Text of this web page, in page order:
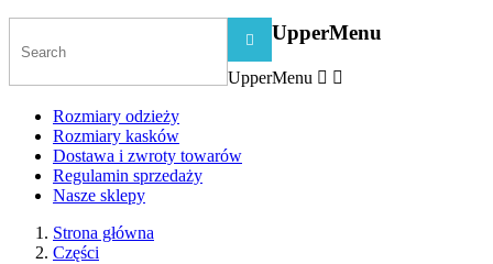
 UpperMenu
UpperMenu  
Rozmiary odzieży
Rozmiary kasków
Dostawa i zwroty towarów
Regulamin sprzedaży
Nasze sklepy
Strona główna
Części